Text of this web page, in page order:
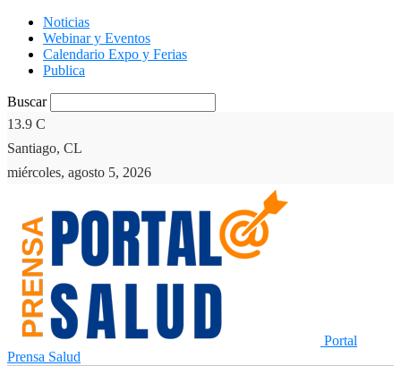
Noticias
Webinar y Eventos
Calendario Expo y Ferias
Publica
Buscar
13.9 C
Santiago, CL
miércoles, agosto 5, 2026
Portal
Prensa Salud